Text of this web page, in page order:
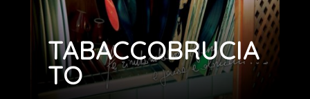
TABACCOBRUCIA
TO